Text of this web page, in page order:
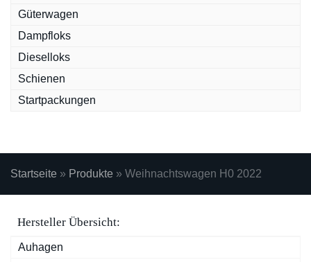
Güterwagen
Dampfloks
Dieselloks
Schienen
Startpackungen
Startseite » Produkte » Weihnachtswagen H0 2022
Hersteller Übersicht:
Auhagen